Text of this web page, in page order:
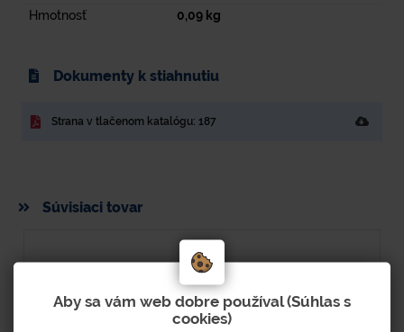
Hmotnosť
0,09kg
Dokumenty k stiahnutiu
Strana v tlačenom katalógu: 187
Súvisiaci tovar
Aby sa vám web dobre používal (Súhlas s
cookies)